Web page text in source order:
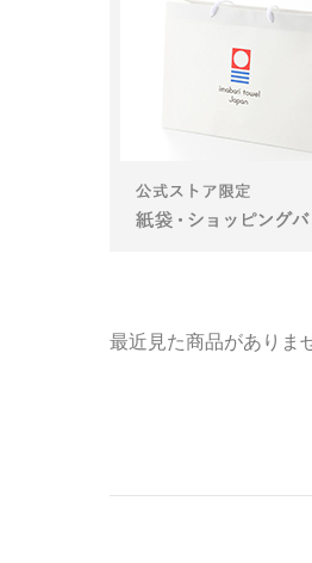
最近見た商品がありま